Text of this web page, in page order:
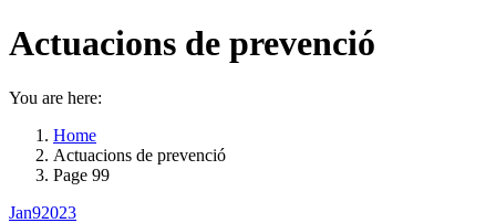
Actuacions de prevenció
You are here:
Home
Actuacions de prevenció
Page 99
Jan92023